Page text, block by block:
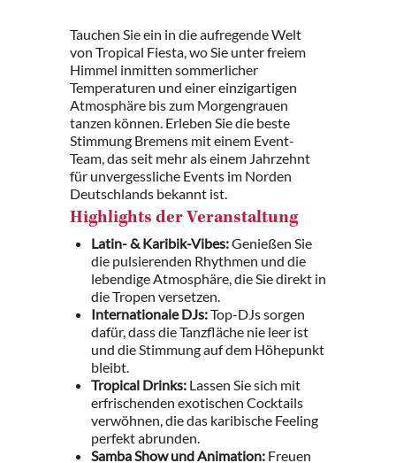
Tauchen Sie ein in die aufregende Welt
von Tropical Fiesta, wo Sie unter freiem
Himmel inmitten sommerlicher
Temperaturen und einer einzigartigen
Atmosphäre bis zum Morgengrauen
tanzen können. Erleben Sie die beste
Stimmung Bremens mit einem Event-
Team, das seit mehr als einem Jahrzehnt
für unvergessliche Events im Norden
Deutschlands bekannt ist.
Highlights der Veranstaltung
Latin- & Karibik-Vibes:Genießen Sie
die pulsierenden Rhythmen und die
lebendige Atmosphäre, die Sie direkt in
die Tropen versetzen.
Internationale DJs:Top-DJs sorgen
dafür, dass die Tanzfläche nie leer ist
und die Stimmung auf dem Höhepunkt
bleibt.
Tropical Drinks: Lassen Sie sich mit
erfrischenden exotischen Cocktails
verwöhnen, die das karibische Feeling
perfekt abrunden.
Samba Show und Animation: Freuen